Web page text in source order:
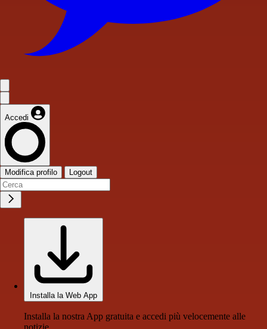
Accedi
Modifica profilo Logout
Installa la Web App
Installa la nostra App gratuita e accedi più velocemente alle